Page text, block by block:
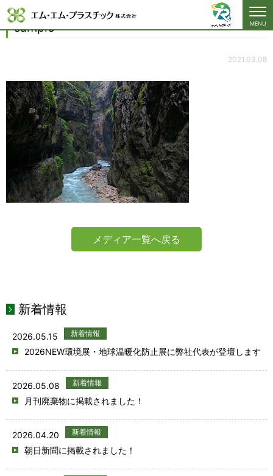
MENU
sample
2021.03.08
メディア一覧へ戻る
新着情報
2026.05.15 新着情報
2026NEW環境展・地球温暖化防止展に弊社代表が登壇します
2026.05.08 新着情報
月刊廃棄物に掲載されました！
2026.04.20 新着情報
朝日新聞に掲載されました！